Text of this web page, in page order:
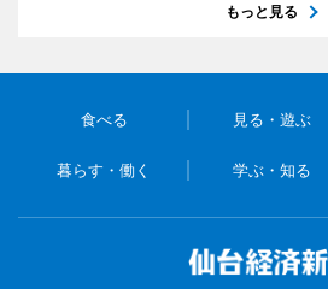
もっと見る
食べる 見る・遊ぶ
暮らす・働く 学ぶ・知る